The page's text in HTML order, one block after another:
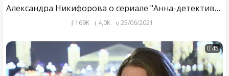
Александра Никифорова о сериале "Анна-детективъ", родном Севастополе и проблемах с режиссерами
169K 4,0K 25/06/2021
0:45